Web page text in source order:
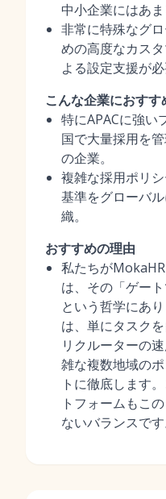
中小企業にはあま
非常に特殊なグ
めの高度なカス
よる設定支援が
こんな企業におすす
特にAPACに強い
国で大量採用を
の企業。
複雑な採用ポリ
基準をグローバ
織。
おすすめの理由
私たちが
は、その「ゲー
という哲学にあ
は、単にタスク
リクルーターの
雑な複数地域の
トに徹底します
トフォームもこ
ないバランスです